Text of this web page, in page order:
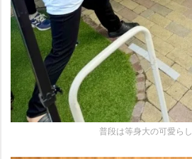
普段は等身大の可愛ら